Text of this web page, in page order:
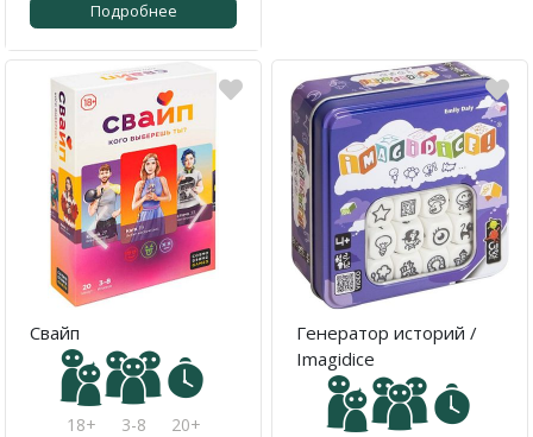
Подробнее
Свайп
18+ 3-8 20+
Генератор историй /
Imagidice